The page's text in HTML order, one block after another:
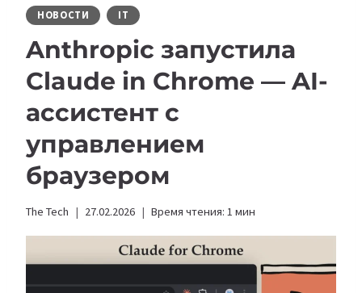
НОВОСТИ IT
Anthropic запустила
Claude in Chrome — AI-
ассистент с
управлением
браузером
The Tech 27.02.2026 Время чтения: 1 мин